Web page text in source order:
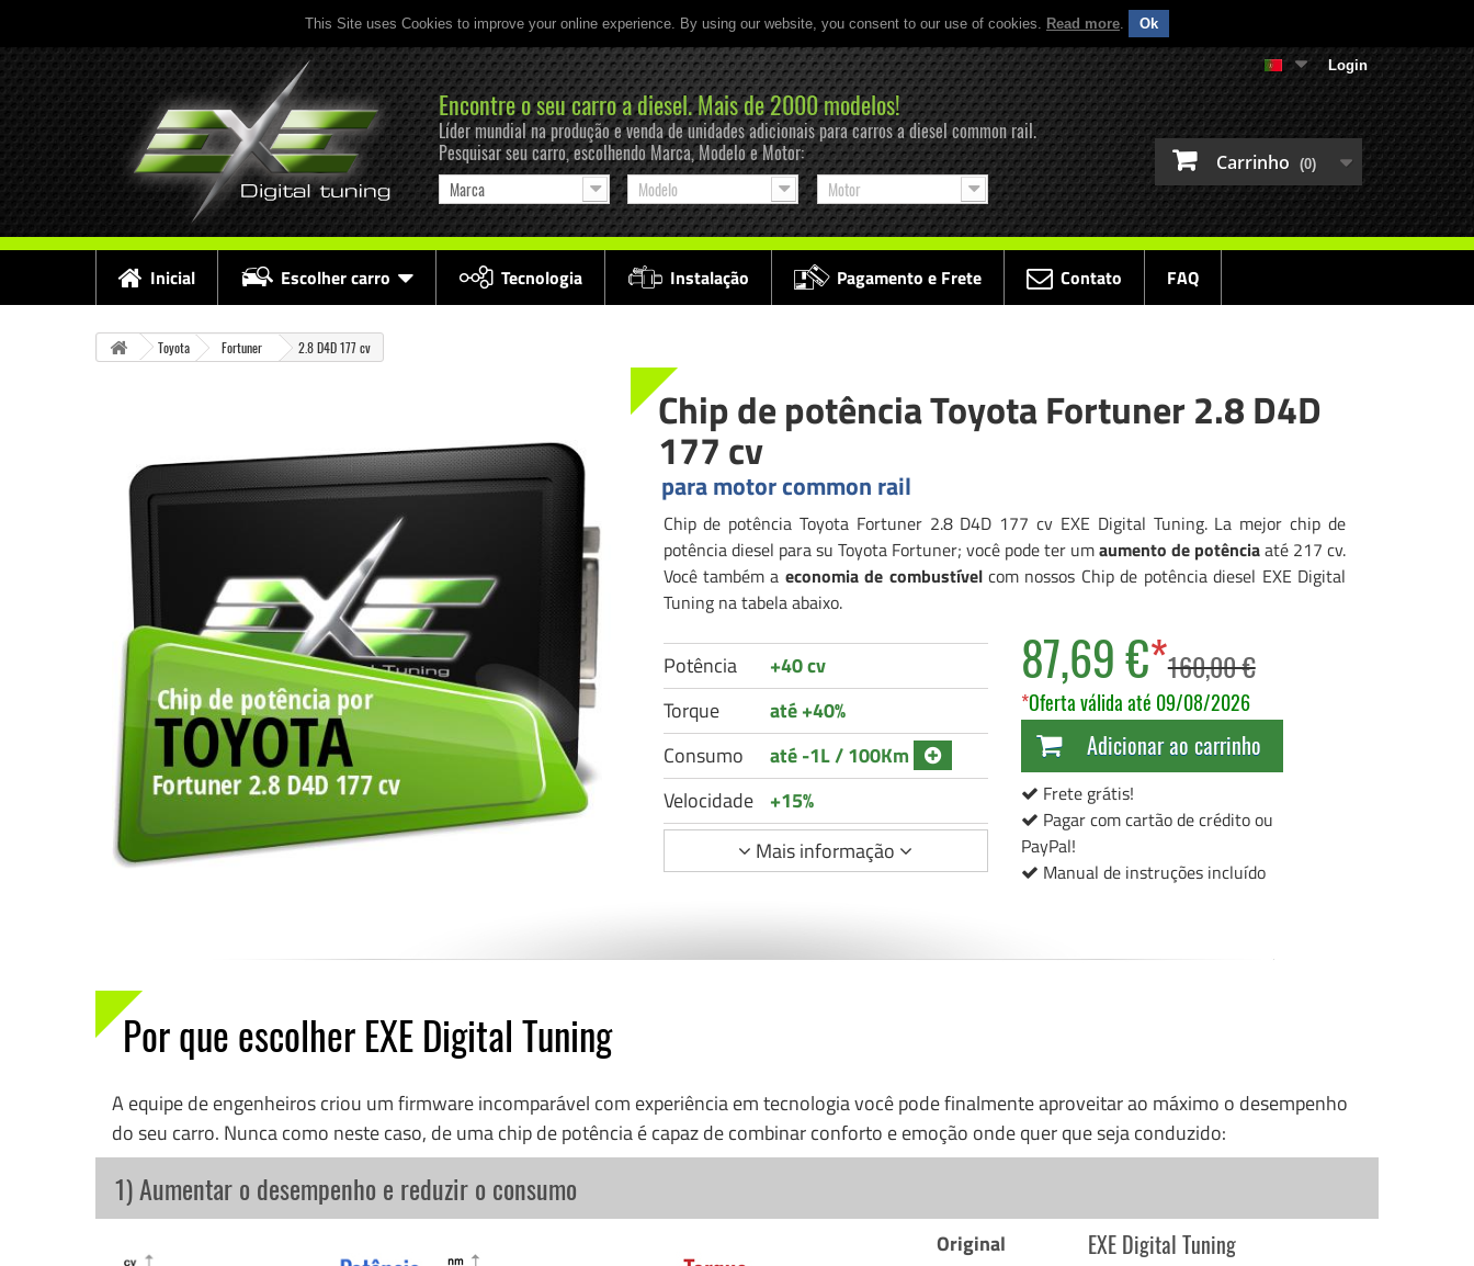
This Site uses Cookies to improve your online experience. By using our website, you consent to our use of cookies. Read more. Ok
Login
Carrinho (0)
Encontre o seu carro a diesel. Mais de 2000 modelos!
Líder mundial na produção e venda de unidades adicionais para carros a diesel common rail.
Pesquisar seu carro, escolhendo Marca, Modelo e Motor:
Marca Modelo Motor
Inicial Escolher carro Tecnologia Instalação Pagamento e Frete Contato FAQ
Toyota Fortuner 2.8 D4D 177 cv
Chip de potência Toyota Fortuner 2.8 D4D
177 cv
para motor common rail
Chip de potência Toyota Fortuner 2.8 D4D 177 cv EXE Digital Tuning. La mejor chip de
potência diesel para su Toyota Fortuner; você pode ter umaumento de potênciaaté 217 cv.
Você também a economia de combustívelcom nossos Chip de potência diesel EXE Digital
Tuning na tabela abaixo.
Potência
+40 cv
Torque
até +40%
Consumo
até -1L / 100Km
Velocidade
+15%
Mais informação
87,69 €*160,00 €
*Oferta válida até 09/08/2026
Adicionar ao carrinho
Frete grátis!
Pagar com cartão de crédito ou
PayPal!
Manual de instruções incluído
Por que escolher EXE Digital Tuning
A equipe de engenheiros criou um firmware incomparável com experiência em tecnologia você pode finalmente aproveitar ao máximo o desempenho
do seu carro. Nunca como neste caso, de uma chip de potência é capaz de combinar conforto e emoção onde quer que seja conduzido:
1) Aumentar o desempenho e reduzir o consumo
Original EXE Digital Tuning